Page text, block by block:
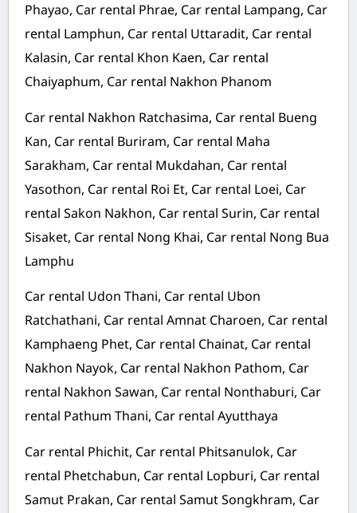
Phayao, Car rental Phrae, Car rental Lampang, Car
rental Lamphun, Car rental Uttaradit, Car rental
Kalasin, Car rental Khon Kaen, Car rental
Chaiyaphum, Car rental Nakhon Phanom
Car rental Nakhon Ratchasima, Car rental Bueng
Kan, Car rental Buriram, Car rental Maha
Sarakham, Car rental Mukdahan, Car rental
Yasothon, Car rental Roi Et, Car rental Loei, Car
rental Sakon Nakhon, Car rental Surin, Car rental
Sisaket, Car rental Nong Khai, Car rental Nong Bua
Lamphu
Car rental Udon Thani, Car rental Ubon
Ratchathani, Car rental Amnat Charoen, Car rental
Kamphaeng Phet, Car rental Chainat, Car rental
Nakhon Nayok, Car rental Nakhon Pathom, Car
rental Nakhon Sawan, Car rental Nonthaburi, Car
rental Pathum Thani, Car rental Ayutthaya
Car rental Phichit, Car rental Phitsanulok, Car
rental Phetchabun, Car rental Lopburi, Car rental
Samut Prakan, Car rental Samut Songkhram, Car